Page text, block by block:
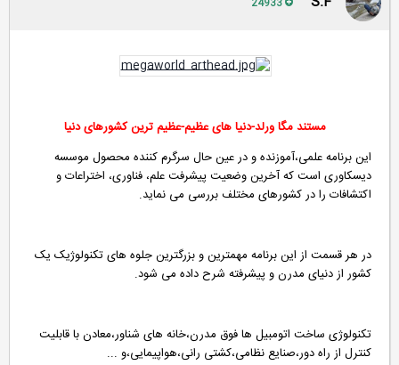
مستند مگا ورلد-دنیا های عظیم-عظیم ترین کشورهای دنیا
این برنامه علمی،آموزنده و در عین حال سرگرم کننده محصول موسسه
دیسکاوری است که آخرین وضعیت پیشرفت علم، فناوری، اختراعات و
اکتشافات را در کشورهای مختلف بررسی می نماید.
در هر قسمت از این برنامه مهمترین و بزرگترین جلوه های تکنولوژیک یک
کشور از دنیای مدرن و پیشرفته شرح داده می شود.
تکنولوژی ساخت اتومبیل ها فوق مدرن،خانه های شناور،معادن با قابلیت
کنترل از راه دور،صنایع نظامی،کشتی رانی،هواپیمایی،و ...